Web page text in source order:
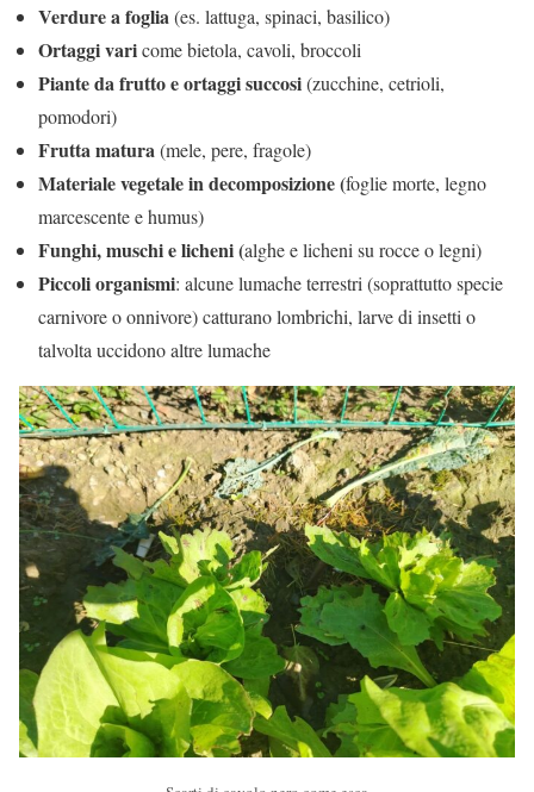
Verdure a foglia(es. lattuga, spinaci, basilico)
Ortaggi varicome bietola, cavoli, broccoli
Piante da frutto e ortaggi succosi(zucchine, cetrioli,
pomodori)
Frutta matura(mele, pere, fragole)
Materiale vegetale in decomposizione (foglie morte, legno
marcescente e humus)
Funghi, muschi e licheni (alghe e licheni su rocce o legni)
Piccoli organismi: alcune lumache terrestri (soprattutto specie
carnivore o onnivore) catturano lombrichi, larve di insetti o
talvolta uccidono altre lumache